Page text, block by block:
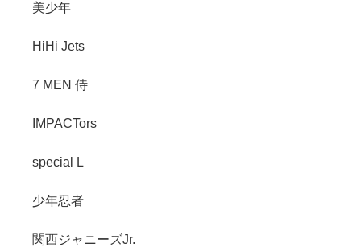
美少年
HiHi Jets
7 MEN 侍
IMPACTors
special L
少年忍者
関西ジャニーズJr.